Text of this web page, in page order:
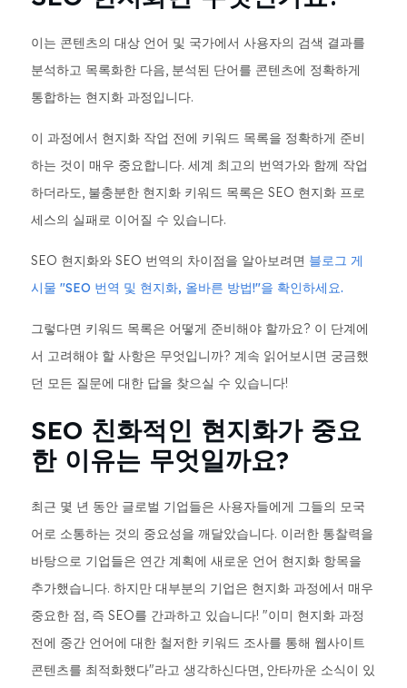
이는 콘텐츠의 대상 언어 및 국가에서 사용자의 검색 결과를
분석하고 목록화한 다음, 분석된 단어를 콘텐츠에 정확하게
통합하는 현지화 과정입니다.
이 과정에서 현지화 작업 전에 키워드 목록을 정확하게 준비
하는 것이 매우 중요합니다. 세계 최고의 번역가와 함께 작업
하더라도, 불충분한 현지화 키워드 목록은 SEO 현지화 프로
세스의 실패로 이어질 수 있습니다.
SEO 현지화와 SEO 번역의 차이점을 알아보려면 블로그 게
시물 "SEO 번역 및 현지화, 올바른 방법!"을 확인하세요.
그렇다면 키워드 목록은 어떻게 준비해야 할까요? 이 단계에
서 고려해야 할 사항은 무엇입니까? 계속 읽어보시면 궁금했
던 모든 질문에 대한 답을 찾으실 수 있습니다!
SEO 친화적인 현지화가 중요
한 이유는 무엇일까요?
최근 몇 년 동안 글로벌 기업들은 사용자들에게 그들의 모국
어로 소통하는 것의 중요성을 깨달았습니다. 이러한 통찰력을
바탕으로 기업들은 연간 계획에 새로운 언어 현지화 항목을
추가했습니다. 하지만 대부분의 기업은 현지화 과정에서 매우
중요한 점, 즉 SEO를 간과하고 있습니다! "이미 현지화 과정
전에 중간 언어에 대한 철저한 키워드 조사를 통해 웹사이트
콘텐츠를 최적화했다"라고 생각하신다면, 안타까운 소식이 있